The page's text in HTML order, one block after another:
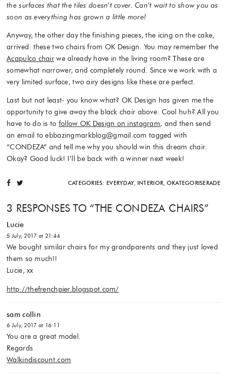
the surfaces that the tiles doesn’t cover. Can’t wait to show you as
soon as everything has grown a little more!
Anyway, the other day the finishing pieces, the icing on the cake,
arrived: these two chairs from OK Design. You may remember the
Acapulco chair we already have in the living room? These are
somewhat narrower, and completely round. Since we work with a
very limited surface, two airy designs like these are perfect.
Last but not least- you know what? OK Design has given me the
opportunity to give away the black chair above. Cool huh? All you
have to do is to follow OK Design on instagram, and then send
an email to ebbazingmarkblog@gmail.com tagged with
“CONDEZA” and tell me why you should win this dream chair.
Okay? Good luck! I’ll be back with a winner next week!
CATEGORIES: EVERYDAY, INTERIOR, OKATEGORISERADE
3 RESPONSES TO “THE CONDEZA CHAIRS”
Lucie
5 July, 2017 at 21:44
We bought similar chairs for my grandparents and they just loved
them so much!!
Lucie, xx
http://thefrenchpier.blogspot.com/
sam collin
6 July, 2017 at 16:11
You are a great model.
Regards
Walkindiscount.com